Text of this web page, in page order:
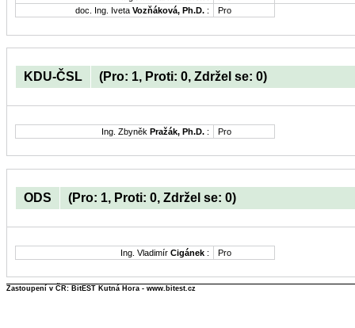
doc. Ing. Iveta Vozňáková, Ph.D. : Pro
KDU-ČSL (Pro: 1, Proti: 0, Zdržel se: 0)
Ing. Zbyněk Pražák, Ph.D. : Pro
ODS (Pro: 1, Proti: 0, Zdržel se: 0)
Ing. Vladimír Cigánek : Pro
Zastoupení v ČR: BitEST Kutná Hora - www.bitest.cz